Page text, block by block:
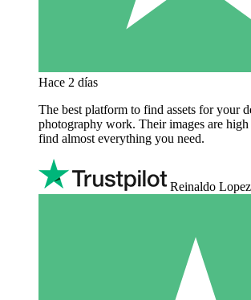
Hace 2 días
The best platform to find assets for your
photography work. Their images are
find almost everything you need.
Reinaldo Lopez